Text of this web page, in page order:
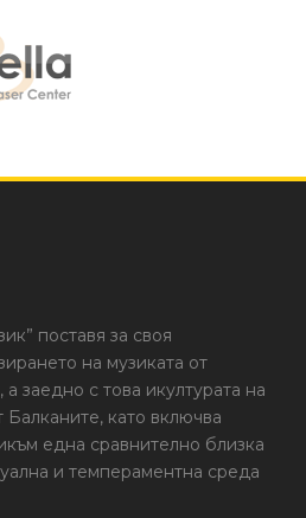
поставя за своя
на музиката от
заедно с това икултурата на
като включва
една сравнително близка
и темпераментна среда